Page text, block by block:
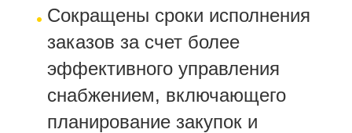
Сокращены сроки исполнения
заказов за счет более
эффективного управления
снабжением, включающего
планирование закупок и